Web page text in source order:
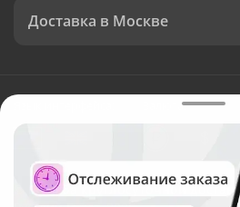
Доставка в Москве
Валюта:
Служба круглосуточной